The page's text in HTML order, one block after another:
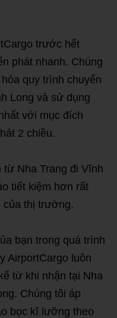
trước hết
phát nhanh. Chúng
quy trình chuyển
Long và sử dụng
với mục đích
2 chiều.
Nha Trang đi Vĩnh
tiết kiệm hơn rất
của thị trường.
bạn trong quá trình
AirportCargo luôn
từ khi nhận tại Nha
Chúng tôi áp
bọc kĩ lưỡng theo